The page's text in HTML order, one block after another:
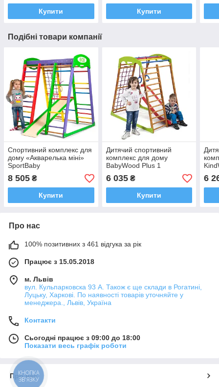
Купити Купити
Подібні товари компанії
Спортивний комплекс для
дому «Акварелька міні»
SportBaby
8 505 ₴
Купити
Дитячий спортивний
комплекс для дому
BabyWood Plus 1
6 035₴
Купити
6
Про нас
100% позитивних з 461 відгука за рік
Працює з 15.05.2018
м. Львів
вул. Кульпарковска 93 А. Також є ще склади в Рогатині,
Луцьку, Харкові. По наявності товарів уточняйте у
менеджера., Львів, Україна
Контакти
Сьогодні працює з 09:00 до 18:00
Показати весь графік роботи
Про нас
КНОПКА
ЗВ'ЯЗКУ